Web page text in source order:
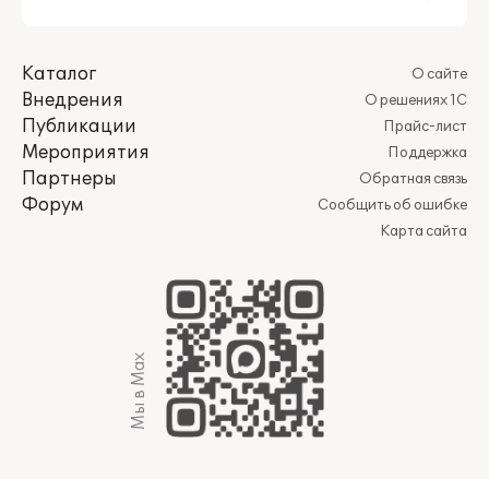
Каталог
Внедрения
Публикации
Мероприятия
Партнеры
Форум
О сайте
О решениях 1С
Прайс-лист
Поддержка
Обратная связь
Сообщить об ошибке
Карта сайта
Мы в Max